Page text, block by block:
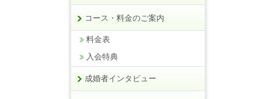
コース・料金のご案内
料金表
入会特典
成婚者インタビュー